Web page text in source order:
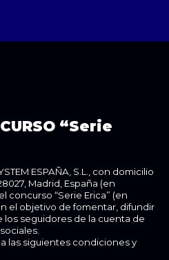
“Serie
ESPAÑA, S.L., con domicilio
Madrid, España (en
concurso “Serie Erica” (en
el objetivo de fomentar, difundir
los seguidores de la cuenta de
las siguientes condiciones y